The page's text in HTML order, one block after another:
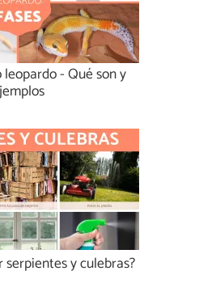
leopardo - Qué son y
y culebras?